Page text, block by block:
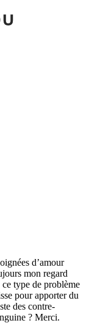
d’amour
mon regard
type de problème
pour apporter du
des contre-
? Merci.